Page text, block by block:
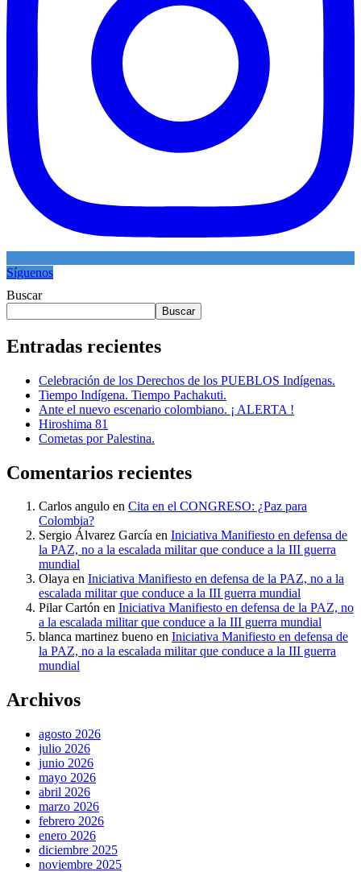
Síguenos
Buscar
Buscar
Entradas recientes
Celebración de los Derechos de los PUEBLOS Indígenas.
Tiempo Indígena. Tiempo Pachakuti.
Ante el nuevo escenario colombiano. ¡ ALERTA !
Hiroshima 81
Cometas por Palestina.
Comentarios recientes
Carlos angulo en Cita en el CONGRESO: ¿Paz para
Colombia?
Sergio Álvarez García en Iniciativa Manifiesto en defensa de
la PAZ, no a la escalada militar que conduce a la III guerra
mundial
Olaya en Iniciativa Manifiesto en defensa de la PAZ, no a la
escalada militar que conduce a la III guerra mundial
Pilar Cartón en Iniciativa Manifiesto en defensa de la PAZ, no
a la escalada militar que conduce a la III guerra mundial
blanca martinez bueno en Iniciativa Manifiesto en defensa de
la PAZ, no a la escalada militar que conduce a la III guerra
mundial
Archivos
agosto 2026
julio 2026
junio 2026
mayo 2026
abril 2026
marzo 2026
febrero 2026
enero 2026
diciembre 2025
noviembre 2025